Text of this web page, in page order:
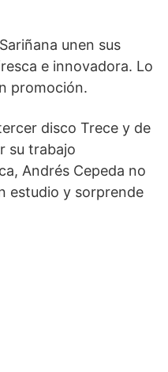
unen sus
e innovadora. Lo
promoción.
disco Trece y de
su trabajo
Andrés Cepeda no
estudio y sorprende